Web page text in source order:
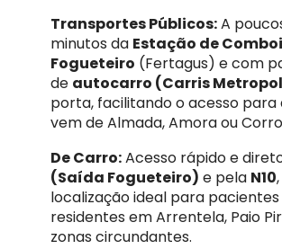
Transportes Públicos:A
minutos da Estação de
Fogueteiro (Fertagus) e com
de autocarro (Carris
porta, facilitando o acesso para
vem de Almada, Amora ou
De Carro:Acesso rápido e
(Saída Fogueteiro) e pela N10
localização ideal para pacientes
residentes em Arrentela, Paio
zonas circundantes.